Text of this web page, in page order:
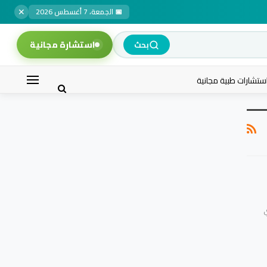
📅 الجمعة، 7 أغسطس 2026 ✕
بحث استشارة مجانية
استشارات طبية مجانية